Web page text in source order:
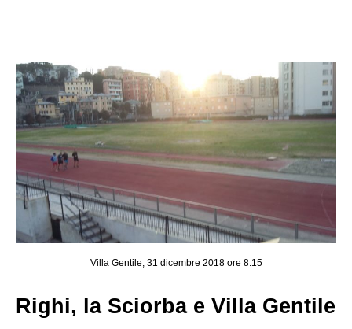
Villa Gentile, 31 dicembre 2018 ore 8.15
Righi, la Sciorba e Villa Gentile